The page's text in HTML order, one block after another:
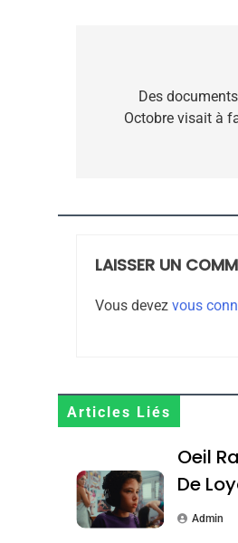
Des
Octobre visait à
LAISSER UN
Vous devez vous
Articles Liés
Oeil
De
Admin